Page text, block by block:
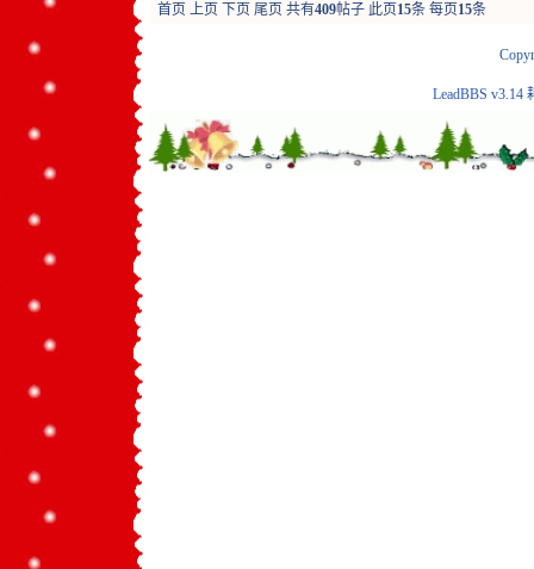
首页 上页 下页 尾页 共有409帖子 此页15条 每页15条
LeadBBS v3.14